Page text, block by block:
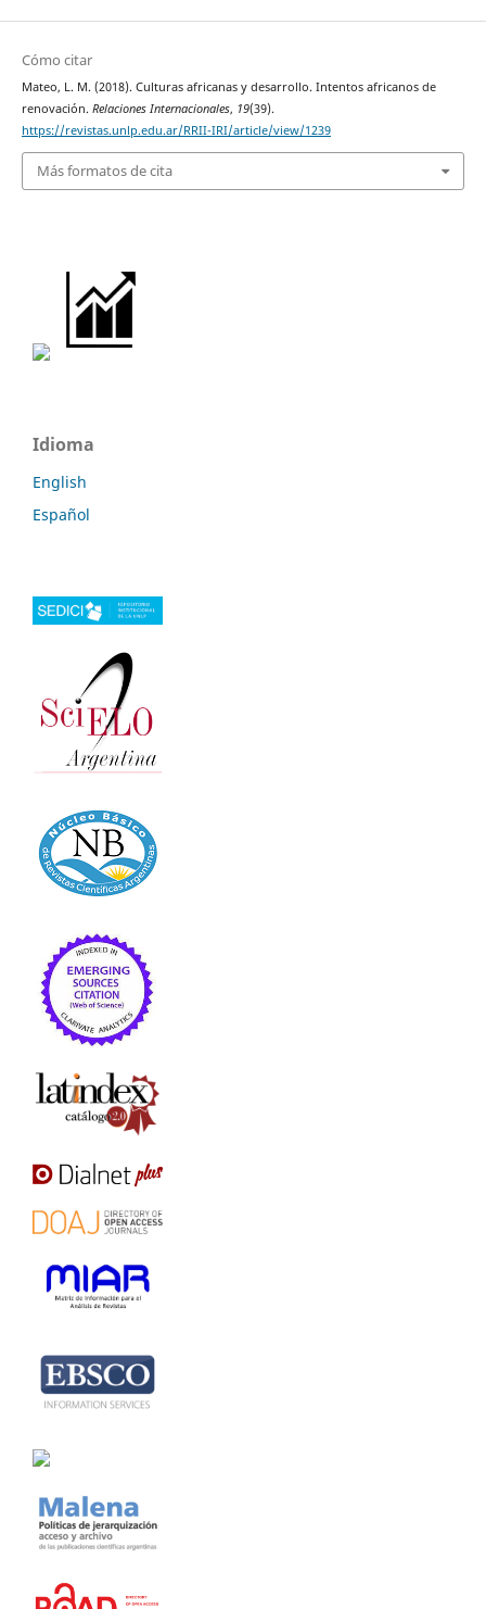
Cómo citar
Mateo, L. M. (2018). Culturas africanas y desarrollo. Intentos africanos de
renovación. Relaciones Internacionales, 19(39).
https://revistas.unlp.edu.ar/RRII-IRI/article/view/1239
Más formatos de cita
Idioma
English
Español